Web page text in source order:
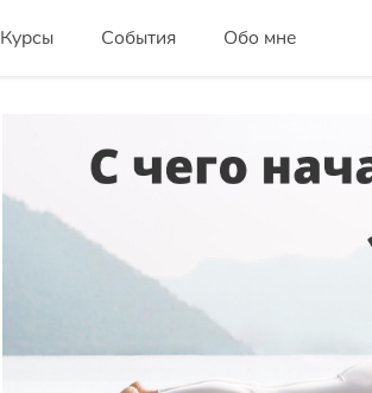
Курсы События Обо мне